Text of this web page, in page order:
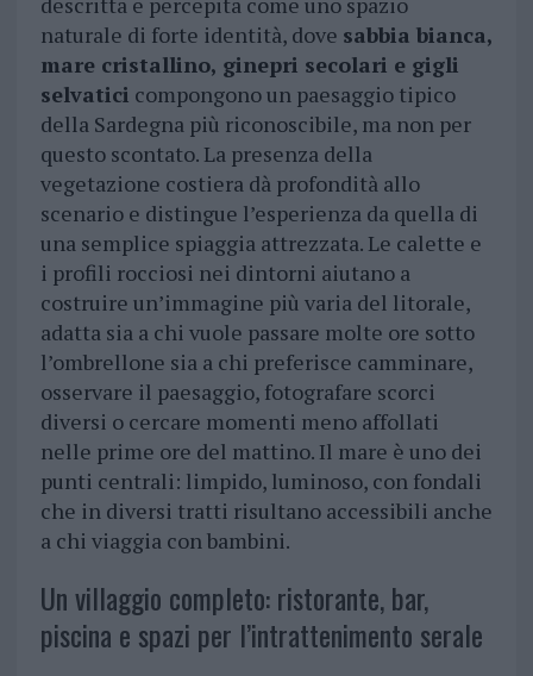
naturale di forte identità, dove sabbia bianca,
mare cristallino, ginepri secolari e gigli
selvatici compongono un paesaggio tipico
della Sardegna più riconoscibile, ma non per
questo scontato. La presenza della
vegetazione costiera dà profondità allo
scenario e distingue l’esperienza da quella di
una semplice spiaggia attrezzata. Le calette e
i profili rocciosi nei dintorni aiutano a
costruire un’immagine più varia del litorale,
adatta sia a chi vuole passare molte ore sotto
l’ombrellone sia a chi preferisce camminare,
osservare il paesaggio, fotografare scorci
diversi o cercare momenti meno affollati
nelle prime ore del mattino. Il mare è uno dei
punti centrali: limpido, luminoso, con fondali
che in diversi tratti risultano accessibili anche
a chi viaggia con bambini.
Un villaggio completo: ristorante, bar,
piscina e spazi per l’intrattenimento serale